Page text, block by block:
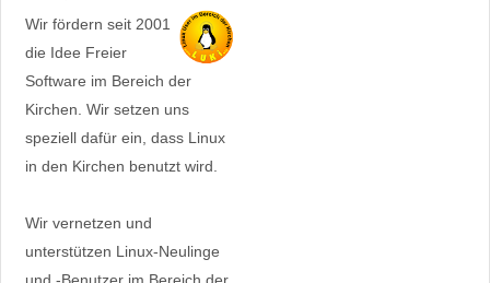
Wir fördern seit 2001
die Idee Freier
Software im Bereich der
Kirchen. Wir setzen uns
speziell dafür ein, dass Linux
in den Kirchen benutzt wird.
Wir vernetzen und
unterstützen Linux-Neulinge